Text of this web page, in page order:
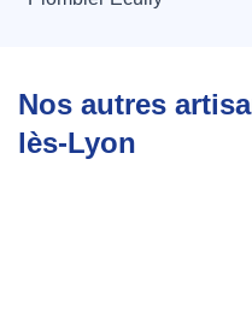
Nos autres
lès-Lyon